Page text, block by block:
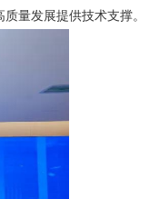
量发展提供技术支撑。